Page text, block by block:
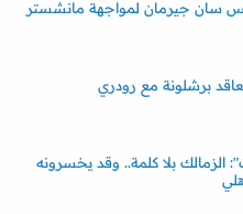
سان جيرمان لمواجهة مانشستر
برشلونة مع رودري
الزمالك بلا كلمة.. وقد يخسرونه